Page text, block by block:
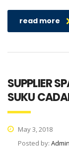
read more
SUPPLIER
SUKU
May 3, 2018
Posted by: Admin